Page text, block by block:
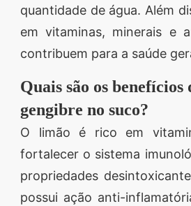
quantidade de água. Além
em vitaminas, minerais e
contribuem para a saúde
Quais são os benefícios
gengibre no suco?
O limão é rico em
fortalecer o sistema
propriedades
possui ação anti-